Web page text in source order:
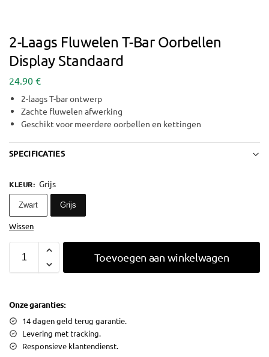
2-Laags Fluwelen T-Bar Oorbellen
Display Standaard
24.90 €
2-laags T-bar ontwerp
Zachte fluwelen afwerking
Geschikt voor meerdere oorbellen en kettingen
SPECIFICATIES
KLEUR: Grijs
Zwart Grijs
Wissen
Toevoegen aan winkelwagen
Onze garanties:
14 dagen geld terug garantie.
Levering met tracking.
Responsieve klantendienst.